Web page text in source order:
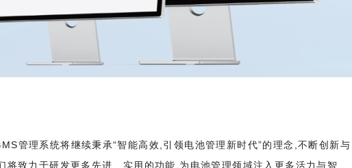
管理系统将继续秉承“智能高效,引领电池管理新时代”的理念,不断创新与
将致力于研发更多先进、实用的功能,为电池管理领域注入更多活力与智